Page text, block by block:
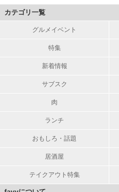
カテゴリ一覧
グルメイベント
特集
新着情報
サブスク
肉
ランチ
おもしろ・話題
居酒屋
テイクアウト特集